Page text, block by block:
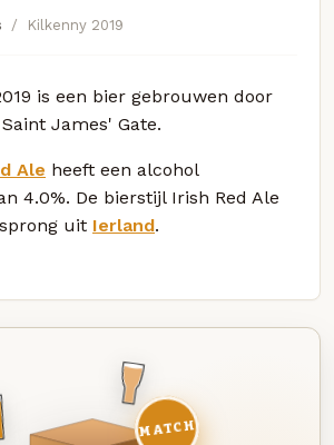
Kilkenny 2019
is een bier gebrouwen door
James' Gate.
Ale heeft een alcohol
4.0%. De bierstijl Irish Red Ale
uit Ierland.
MATCH